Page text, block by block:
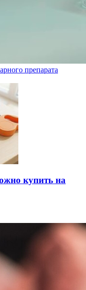
препарата
купить на